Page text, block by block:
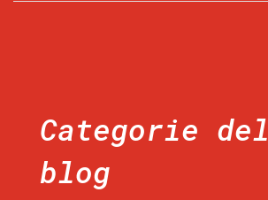
Categorie del
blog